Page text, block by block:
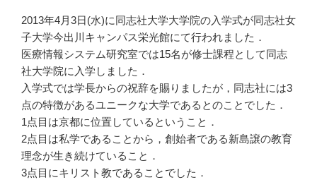
2013年4月3日(水)に同志社大学大学院の入学式が同志社女
子大学今出川キャンパス栄光館にて行われました．
医療情報システム研究室では15名が修士課程として同志
社大学院に入学しました．
入学式では学長からの祝辞を賜りましたが，同志社には3
点の特徴があるユニークな大学であるとのことでした．
1点目は京都に位置しているということ．
2点目は私学であることから，創始者である新島譲の教育
理念が生き続けていること．
3点目にキリスト教であることでした．